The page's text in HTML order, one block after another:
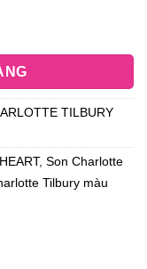
TILBURY
, Son Charlotte
Tilbury màu